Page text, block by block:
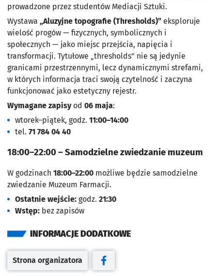
prowadzone przez studentów Mediacji Sztuki.
Wystawa „Aluzyjne topografie (Thresholds)” eksploruje
wielość progów — fizycznych, symbolicznych i
społecznych — jako miejsc przejścia, napięcia i
transformacji. Tytułowe
„thresholds” nie są jedynie
granicami przestrzennymi, lecz dynamicznymi strefami,
w których informacja traci swoją czytelność i zaczyna
funkcjonować jako estetyczny rejestr.
Wymagane zapisyod 06 maja:
wtorek–piątek, godz. 11:00–14:00
tel. 71 784 04 40
18:00–22:00 – Samodzielne zwiedzanie muzeum
W godzinach 18:00–22:00 możliwe będzie samodzielne
zwiedzanie Muzeum Farmacji.
Ostatnie wejście: godz. 21:30
Wstęp: bez zapisów
INFORMACJE DODATKOWE
Otwiera się w nowej karcie
Strona organizatora
Otwiera się w nowej karcie